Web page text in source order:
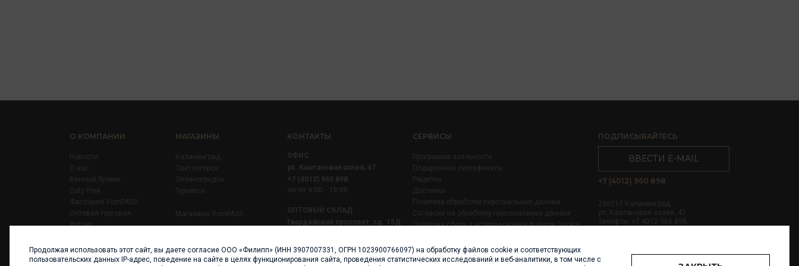
О КОМПАНИИ
Новости
О нас
Винные бутики
Duty Free
Фассерия VomFASS
Оптовая торговля
Аутлет
Карьера
Контакты
МАГАЗИНЫ
Калининград
Светлогорск
Зеленоградск
Гурьевск
Магазины VomFASS
КОНТАКТЫ
ОФИС
ул. Каштановая аллея, 47
+7 (4012) 960 898
ОПТОВЫЙ СКЛАД
Гвардейский проспект, зд. 15Д
пн-пт 8:00 - 17:00
СЕРВИСЫ
Программа лояльности
Подарочные сертификаты
Рецепты
Доставка
Политика обработки персональных данных
Согласие на обработку персональных данных
Политика сбора и использования файлов Cookie
ПОДПИСЫВАЙТЕСЬ
ВВЕСТИ E-MAIL
+7 (4012) 960 898
236017 Калининград,
ул. Каштановая аллея, 47
Телефон: +7 4012 960 898,
Продолжая использовать этот сайт, вы даете согласие ООО «Филипп» (ИНН 3907007331, ОГРН 1023900766097) на обработку файлов cookie и соответствующих
пользовательских данных IP-адрес, поведение на сайте в целях функционирования сайта, проведения статистических исследований и веб-аналитики, в том числе с